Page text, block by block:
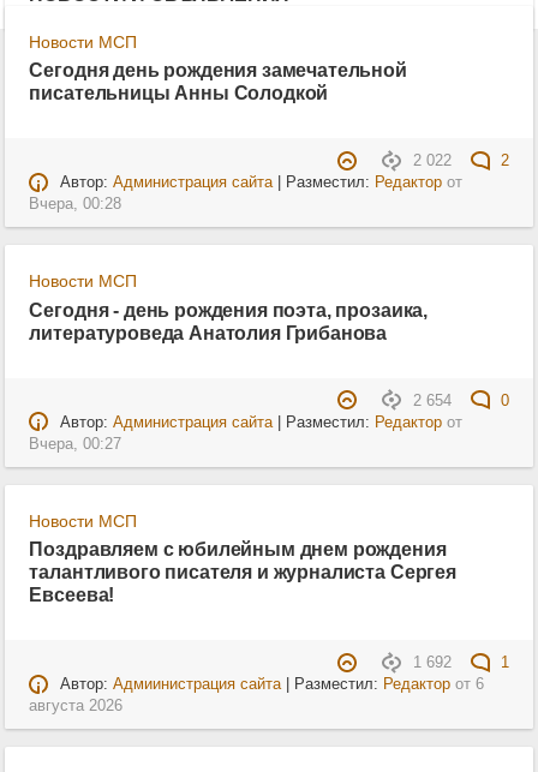
Новости МСП
Сегодня день рождения замечательной
писательницы Анны Солодкой
2 022
2
Автор: Администрация сайта| Разместил: Редакторот
Вчера, 00:28
Новости МСП
Сегодня - день рождения поэта, прозаика,
литературоведа Анатолия Грибанова
2 654
0
Автор: Администрация сайта| Разместил: Редакторот
Вчера, 00:27
Новости МСП
Поздравляем с юбилейным днем рождения
талантливого писателя и журналиста Сергея
Евсеева!
1 692
1
Автор: Адмиинистрация сайта| Разместил: Редакторот 6
августа 2026